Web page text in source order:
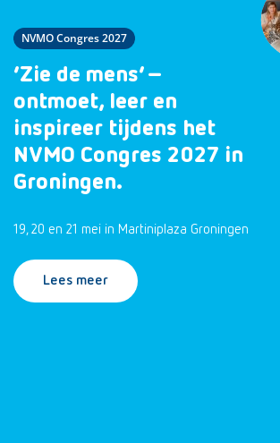
NVMO Congres 2027
‘Zie de mens’ –
ontmoet, leer en
inspireer tijdens het
NVMO Congres 2027 in
Groningen.
19, 20 en 21 mei in Martiniplaza Groningen
Lees meer